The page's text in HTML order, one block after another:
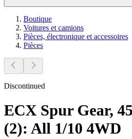
Boutique
Voitures et camions
Pièces, électronique et accessoires
Pièces
Discontinued
ECX Spur Gear,
(2): All 1/10 4WD